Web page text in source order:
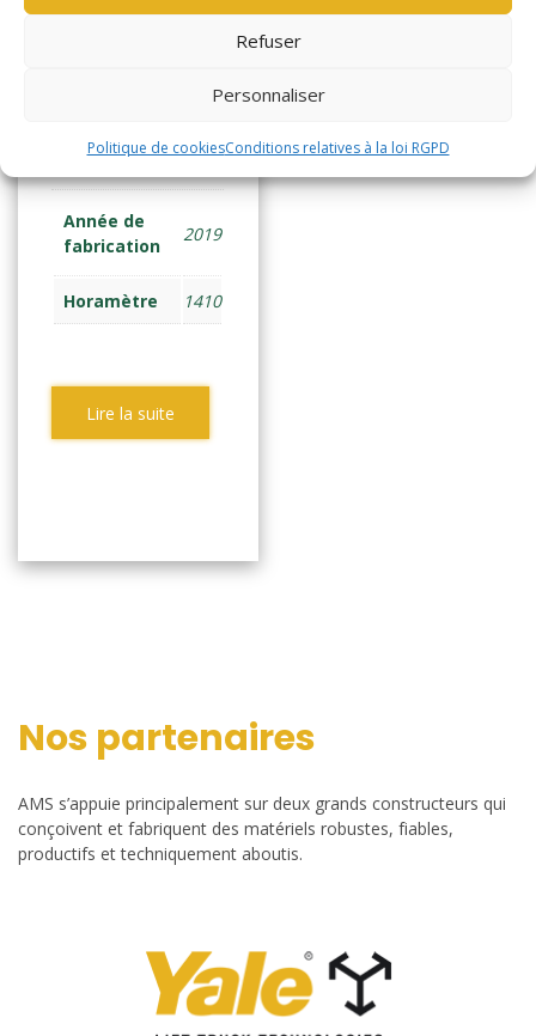
Refuser
Personnaliser
Politique de cookiesConditions relatives à la loi RGPD
ACCOMP 1,4 tonne
Année de
fabrication
2019
Horamètre 1410
Lire la suite
Nos partenaires
AMS s’appuie principalement sur deux grands constructeurs qui
conçoivent et fabriquent des matériels robustes, fiables,
productifs et techniquement aboutis.